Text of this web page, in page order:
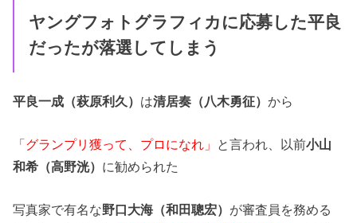
ヤングフォトグラフィカに応募した平良
だったが落選してしまう
平良一成（萩原利久） は清居奏（八木勇征）から
「グランプリ獲って、プロになれ」 と言われ、以前小山
和希（高野洸） に勧められた
写真家で有名な野口大海（和田聰宏） が審査員を務める